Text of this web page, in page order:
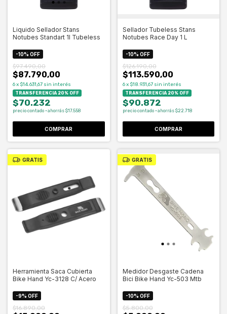
Liquido Sellador Stans
Notubes Standart 1l Tubeless
-10% OFF
$87.790,00
$97.490,00
6x $14.631,67 sin interés
TRANSFERENCIA 20% OFF
$70.232
precio contado · ahorrás $17.558
Sellador Tubeless Stans
Notubes Race Day 1 L
-10% OFF
$113.590,00
$126.190,00
6 x $18.931,67 sin interés
TRANSFERENCIA 20% OFF
$90.872
precio contado · ahorrás $22.718
GRATIS
Herramienta Saca Cubierta
Bike Hand Yc-3128 C/ Acero
-9% OFF
$16.890,00
GRATIS
Medidor Desgaste Cadena
Bici Bike Hand Yc-503 Mtb
-10% OFF
$5.800,00